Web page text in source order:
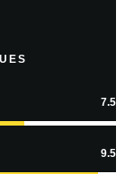
sont
7.5
9.5